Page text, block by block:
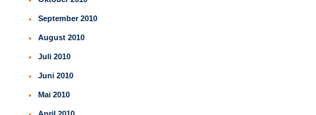
September 2010
August 2010
Juli 2010
Juni 2010
Mai 2010